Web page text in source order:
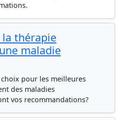
thérapie
maladie
pour les meilleures
des maladies
vos recommandations?